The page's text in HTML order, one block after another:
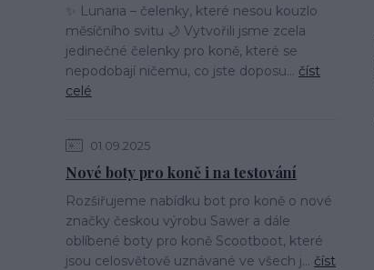
✨ Lunaria – čelenky, které nesou kouzlo
měsíčního svitu 🌙 Vytvořili jsme zcela
jedinečné čelenky pro koně, které se
nepodobají ničemu, co jste doposu... číst
celé
01.09.2025
Nové boty pro koně i na testování
Rozšiřujeme nabídku bot pro koně o nové
značky českou výrobu Sawer a dále
oblíbené boty pro koně Scootboot, které
jsou celosvětově uznávané ve všech j... číst